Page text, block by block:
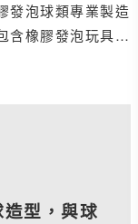
發泡球類專業製造
含橡膠發泡玩具
型，與球